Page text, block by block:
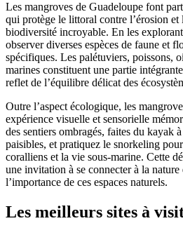
Les mangroves de Guadeloupe font
qui protège le littoral contre l’érosion et
biodiversité incroyable. En les
observer diverses espèces de faune et
spécifiques. Les palétuviers, poissons,
marines constituent une partie
reflet de l’équilibre délicat des
Outre l’aspect écologique, les
expérience visuelle et sensorielle
des sentiers ombragés, faites du kayak
paisibles, et pratiquez le snorkeling
coralliens et la vie sous-marine. Cette
une invitation à se connecter à la nature
l’importance de ces espaces naturels.
Les meilleurs sites à